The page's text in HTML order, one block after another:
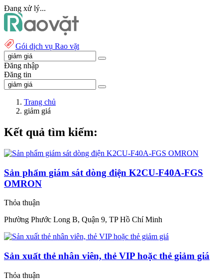
Đang xử lý...
Gói dịch vụ Rao vặt
Đăng nhập
Đăng tin
Trang chủ
giảm giá
Kết quả tìm kiếm:
Sản phẩm giám sát dòng điện K2CU-F40A-FGS
OMRON
Thỏa thuận
Phường Phước Long B, Quận 9, TP Hồ Chí Minh
Sản xuất thẻ nhân viên, thẻ VIP hoặc thẻ giảm giá
Thỏa thuận